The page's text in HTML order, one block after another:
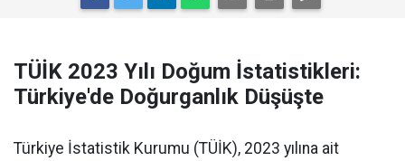
TÜİK 2023 Yılı Doğum İstatistikleri:
Türkiye'de Doğurganlık Düşüşte
Türkiye İstatistik Kurumu (TÜİK), 2023 yılına ait